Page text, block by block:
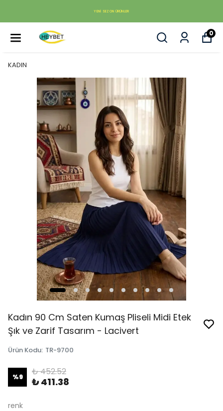
YENI SEZON ÜRÜNLER
0
KADIN
Kadın 90 Cm Saten Kumaş Pliseli Midi Etek
Şık ve Zarif Tasarım - Lacivert
Ürün Kodu: TR-9700
%9 ₺ 452.52
₺ 411.38
renk